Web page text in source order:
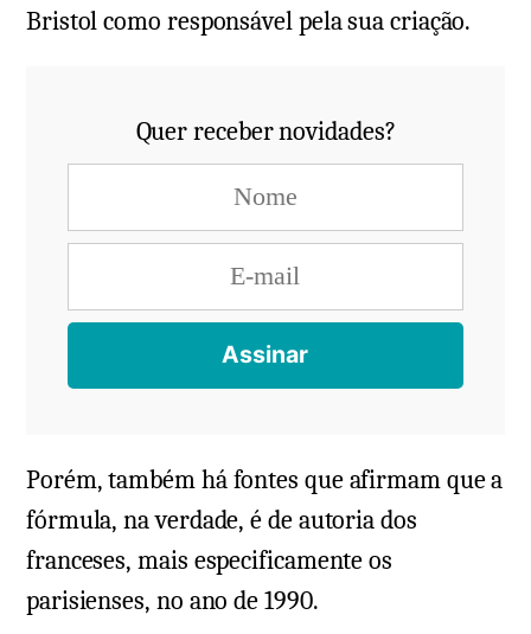
Bristol como responsável pela sua criação.
Quer receber novidades?
Porém, também há fontes que afirmam que a
fórmula, na verdade, é de autoria dos
franceses, mais especificamente os
parisienses, no ano de 1990.